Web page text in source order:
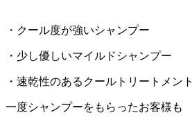
・クール度が強いシャンプー
・少し優しいマイルドシャンプー
・速乾性のあるクールトリートメント
一度シャンプーをもらったお客様も